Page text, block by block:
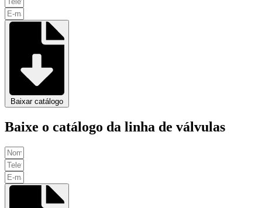
Baixar catálogo
Baixe o catálogo da linha de válvulas